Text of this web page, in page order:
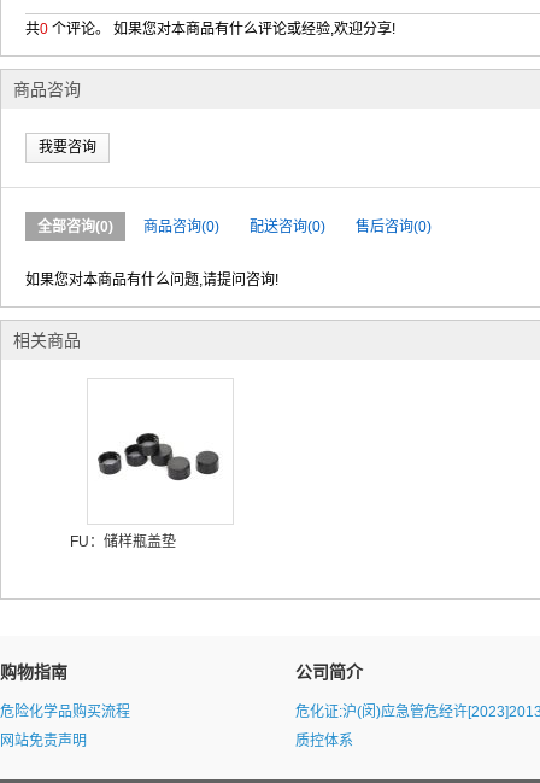
共0 个评论。 如果您对本商品有什么评论或经验,欢迎分享!
商品咨询
我要咨询
全部咨询(0) 商品咨询(0) 配送咨询(0) 售后咨询(0)
如果您对本商品有什么问题,请提问咨询!
相关商品
FU：储样瓶盖垫
购物指南
危险化学品购买流程
网站免责声明
公司简介
危化证:沪(闵)应急管危经许
质控体系